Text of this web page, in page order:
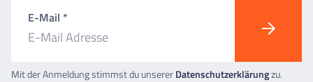
E-Mail *
Mit der Anmeldung stimmst du unsererDatenschutzerklärungzu.